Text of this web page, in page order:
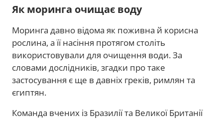
Як моринга очищає воду
Моринга давно відома як поживна й корисна
рослина, а її насіння протягом століть
використовували для очищення води. За
словами дослідників, згадки про таке
застосування є ще в давніх греків, римлян та
єгиптян.
Команда вчених із Бразилії та Великої Британії